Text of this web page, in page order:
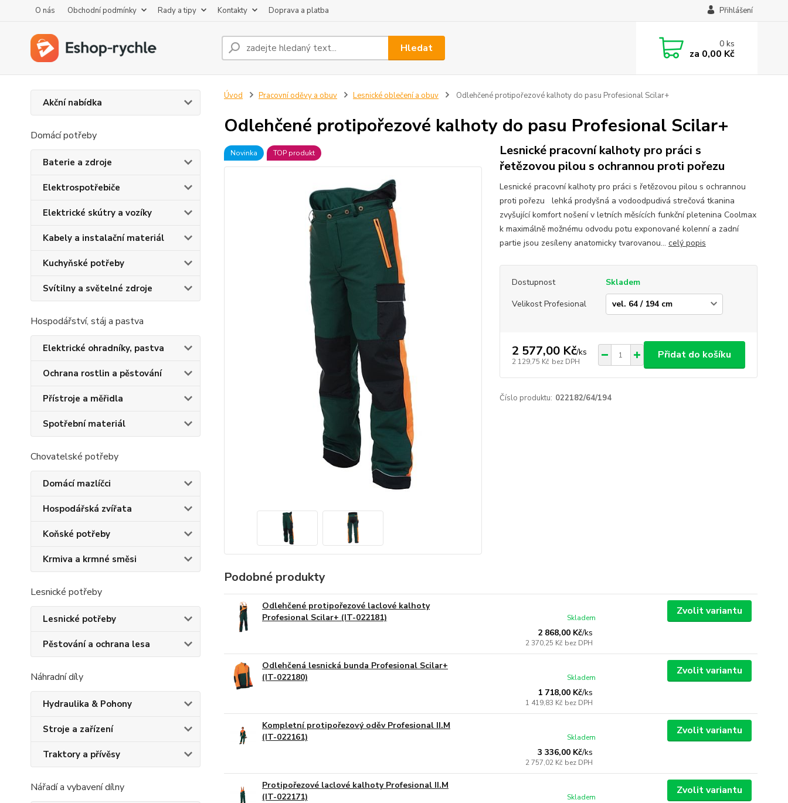
O nás Obchodní podmínky Rady a tipy Kontakty Doprava a platba Přihlášení
Hledat 0ks
za 0,00 Kč
Akční nabídka
Domácí potřeby
Baterie a zdroje
Elektrospotřebiče
Elektrické skútry a vozíky
Kabely a instalační materiál
Kuchyňské potřeby
Svítilny a světelné zdroje
Hospodářství, stáj a pastva
Elektrické ohradníky, pastva
Ochrana rostlin a pěstování
Přístroje a měřidla
Spotřební materiál
Chovatelské potřeby
Domácí mazlíčci
Hospodářská zvířata
Koňské potřeby
Krmiva a krmné směsi
Lesnické potřeby
Lesnické potřeby
Pěstování a ochrana lesa
Náhradní díly
Hydraulika & Pohony
Stroje a zařízení
Traktory a přívěsy
Nářadí a vybavení dílny
Úvod Pracovní oděvy a obuv Lesnické oblečení a obuv Odlehčené protipořezové kalhoty do pasu Profesional Scilar+
Odlehčené protipořezové kalhoty do pasu Profesional Scilar+
Novinka TOP produkt
Lesnické pracovní kalhoty pro práci s
řetězovou pilou s ochrannou proti pořezu
Lesnické pracovní kalhoty pro práci s řetězovou pilou s ochrannou
proti pořezu lehká prodyšná a vodoodpudivá strečová tkanina
zvyšující komfort nošení v letních měsících funkční pletenina Coolmax
k maximálně možnému odvodu potu exponované kolenní a zadní
partie jsou zesíleny anatomicky tvarovanou... celý popis
Dostupnost
Skladem
Velikost Profesional
2 577,00 Kč/ks
2 129,75 Kč bez DPH
Přidat do košíku
Číslo produktu: 022182/64/194
Podobné produkty
Odlehčené protipořezové laclové kalhoty
Profesional Scilar+ (IT-022181)
2 868,00 Kč/ks
2 370,25 Kč bez DPH
Skladem
Zvolit variantu
Odlehčená lesnická bunda Profesional Scilar+
(IT-022180)
1 718,00 Kč/ks
1 419,83 Kč bez DPH
Skladem
Zvolit variantu
Kompletní protipořezový oděv Profesional II.M
(IT-022161)
3 336,00 Kč/ks
2 757,02 Kč bez DPH
Skladem
Zvolit variantu
Protipořezové laclové kalhoty Profesional II.M
(IT-022171)
Skladem
Zvolit variantu